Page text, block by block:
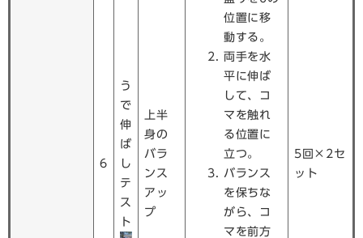
6
う
で
伸
ば
し
テ
ス
ト
上半
身の
バラ
ンス
アッ
プ
位置に移
動する。
両手を水
平に伸ば
して、コ
マを触れ
る位置に
立つ。
バランス
を保ちな
がら、コ
マを前方
5回×2セ
ット